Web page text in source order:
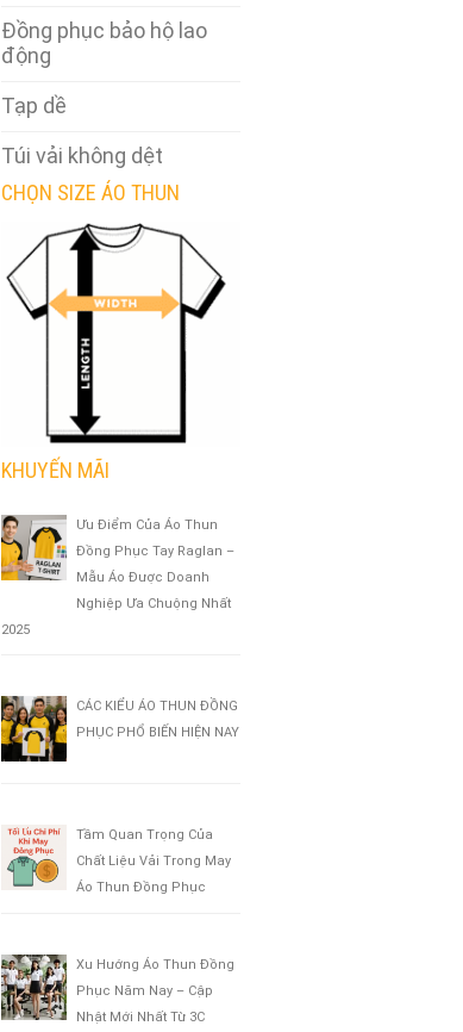
Đồng phục bảo hộ lao
động
Tạp dề
Túi vải không dệt
CHỌN SIZE ÁO THUN
KHUYẾN MÃI
Ưu Điểm Của Áo Thun
Đồng Phục Tay Raglan –
Mẫu Áo Được Doanh
Nghiệp Ưa Chuộng Nhất
2025
CÁC KIỂU ÁO THUN ĐỒNG
PHỤC PHỔ BIẾN HIỆN NAY
Tầm Quan Trọng Của
Chất Liệu Vải Trong May
Áo Thun Đồng Phục
Xu Hướng Áo Thun Đồng
Phục Năm Nay – Cập
Nhật Mới Nhất Từ 3C